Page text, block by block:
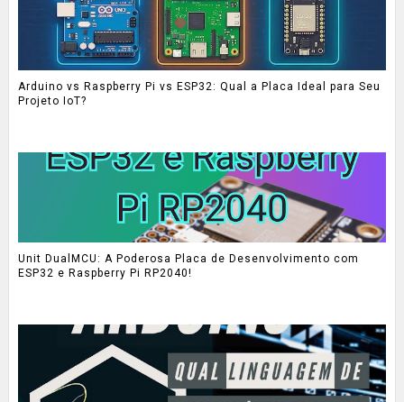
Arduino vs Raspberry Pi vs ESP32: Qual a Placa Ideal para Seu
Projeto IoT?
Unit DualMCU: A Poderosa Placa de Desenvolvimento com
ESP32 e Raspberry Pi RP2040!